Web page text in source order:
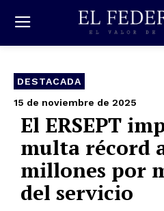
DESTACADA
15 de noviembre de 2025
El ERSEPT
multa récord
millones por
del servicio